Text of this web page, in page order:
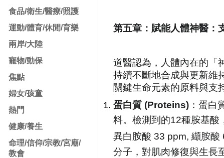
食品/衛生/醫療/照護
運動/體育/休閒/育樂
兩岸/大陸
寵物/動保
焦點
婦女/孩童
熱門
健康/養生
命理/信仰/宗教/宮廟/
教會
第五章：賦能人體神醫：
道醫認為，人體內在的「
持續不斷地合成與更新維
關鍵生命元素的原料與支
蛋白質 (Proteins) ：蛋白
料。檢測到的12種胺基酸
異白胺酸 33 ppm, 纈胺
分子，對肌肉修復與生長